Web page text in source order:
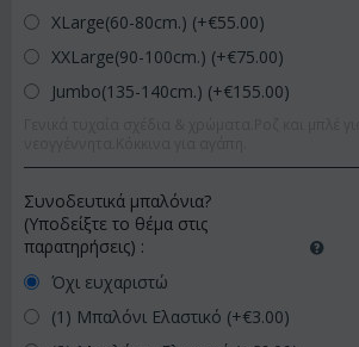
XLarge(60-80cm.) (+€55.00)
XXLarge(90-100cm.) (+€75.00)
Jumbo(135-140cm.) (+€155.00)
Συνοδευτικά μπαλόνια?
(Υποδείξτε το θέμα στις
παρατηρήσεις) :
Όχι ευχαριστώ
(1) Μπαλόνι Ελαστικό (+€3.00)